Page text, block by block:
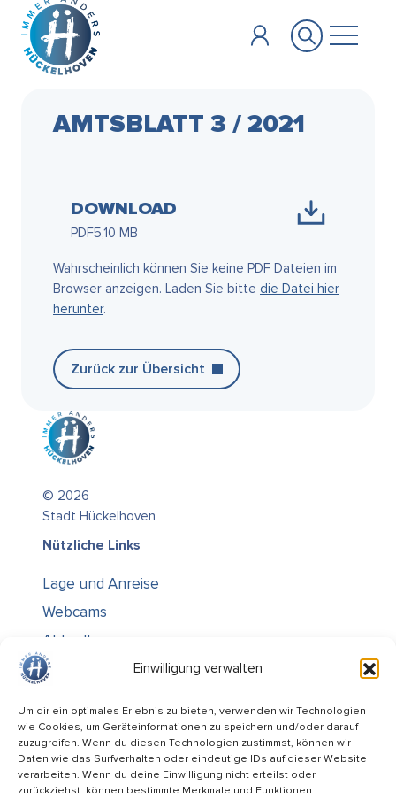
Einwilligung verwalten
Um dir ein optimales Erlebnis zu bieten, verwenden wir Technologien
wie Cookies, um Geräteinformationen zu speichern und/oder darauf
zuzugreifen. Wenn du diesen Technologien zustimmst, können wir
Daten wie das Surfverhalten oder eindeutige IDs auf dieser Website
verarbeiten. Wenn du deine Einwilligung nicht erteilst oder
Zum Hauptinhalt springen
AMTSBLATT 3 / 2021
DOWNLOAD
PDF5,10 MB
Wahrscheinlich können Sie keine PDF Dateien im
Browser anzeigen. Laden Sie bitte die Datei hier
herunter.
Zurück zur Übersicht
© 2026
Stadt Hückelhoven
Nützliche Links
Lage und Anreise
Webcams
Aktuelles
Über uns
Kontakt / Öffnungszeiten
Alle Ämter
Stellenausschreibungen
Rechtliches